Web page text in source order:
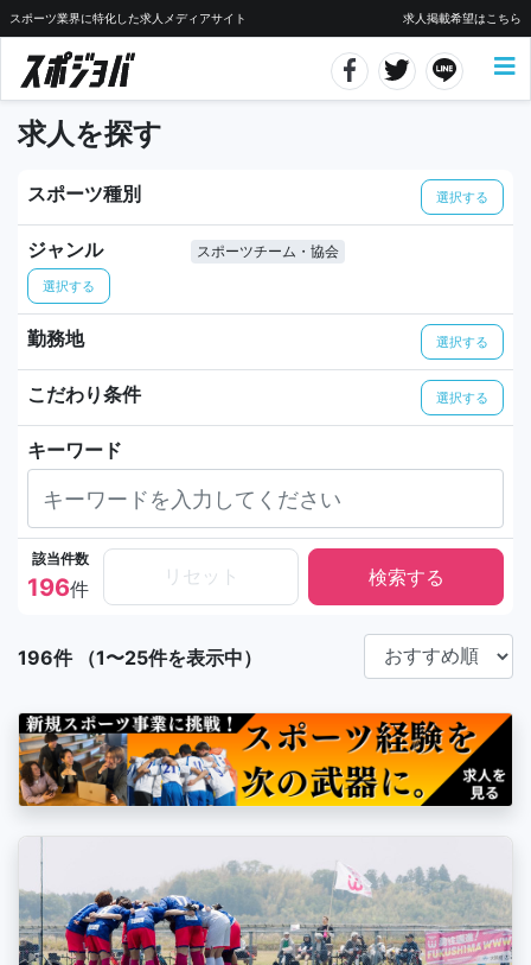
スポーツ業界に特化した求人メディアサイト 求人掲載希望はこちら
求人を探す
スポーツ種別 選択する
ジャンル
選択する
スポーツチーム・協会
勤務地 選択する
こだわり条件 選択する
キーワード
該当件数
196件
リセット
196件 （1〜25件を表示中）